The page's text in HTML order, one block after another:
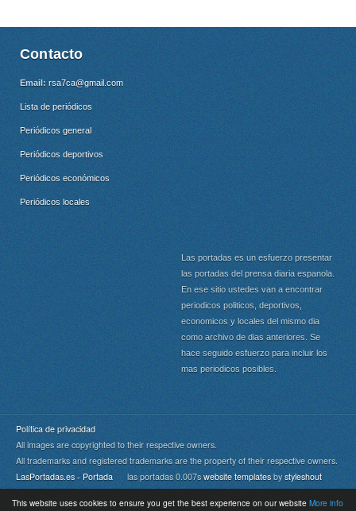
This website uses cookies to ensure you get the best experience on our website More info
Contacto
Email: rsa7ca@gmail.com
Lista de periódicos
Periódicos general
Periódicos deportivos
Periódicos económicos
Periódicos locales
Las portadas es un esfuerzo presentar
las portadas del prensa diaria espanola.
En ese sitio ustedes van a encontrar
periodicos politicos, deportivos,
economicos y locales del mismo dia
como archivo de dias anteriores. Se
hace seguido esfuerzo para incluir los
mas periodicos posibles.
Política de privacidad
All images are copyrighted to their respective owners.
All trademarks and registered trademarks are the property of their respective owners.
LasPortadas.es - Portada las portadas 0.007s website templates by styleshout